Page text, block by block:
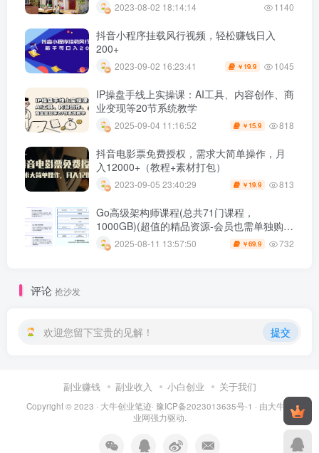
2023-08-02 18:14:14 1140
抖音小程序挂载风行视频，轻松赚钱日入
200+
2023-09-02 16:23:41 ￥ 19.9 1045
IP操盘手线上实操课：AI工具、内容创作、商
业变现等20节系统教学
2025-09-04 11:16:52 ￥ 15.9 818
抖音电影票免费授权，需求大简单操作，月
入12000+（教程+素材打包）
2023-09-05 23:40:29 ￥ 19.9 813
Go高级架构师课程(总共71门课程，
1000GB)(超值的精品资源-会员也需单独购买
哦)
2025-08-11 13:57:50 ￥69.9 732
评论 抢沙发
欢迎您留下宝贵的见解！ 提交
副业赚钱 副业收入 小白创业 关于我们
Copyright © 2023 · 大牛创业笔迹· 豫ICP备2023013635号-1 · 由大牛创
业网强力驱动.